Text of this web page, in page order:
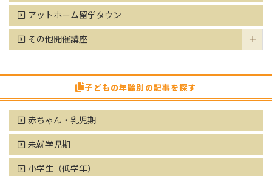
アットホーム留学タウン
その他開催講座
子どもの年齢別の記事を探す
赤ちゃん・乳児期
未就学児期
小学生（低学年）